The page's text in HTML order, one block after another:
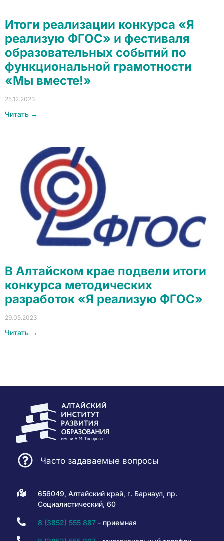
Итоги реализации конкурса «Я
реализую ФГОС» и фестиваля
образовательных событий по
функциональной грамотности
«Мы вместе!»
25.12.2023
Читать →
В Алтайском крае подвели итоги
конкурса методических
разработок «Я реализую ФГОС»
29.05.2023
Читать →
Часто задаваемые вопросы
656049, Алтайский край, г. Барнаул, пр.
Социалистический, 60
8 (3852) 555 887- приемная